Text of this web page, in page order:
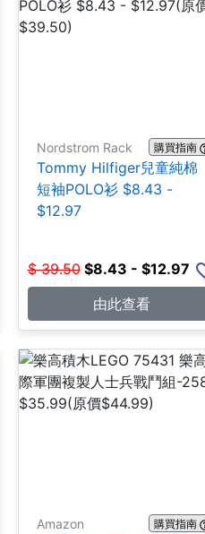
Nordstrom Rack 購買指南
Tommy Hilfiger兒童純棉
短袖POLO衫 $8.43 -
$12.97
$ 39.50 $8.43 - $12.97
由此查看
Amazon 購買指南